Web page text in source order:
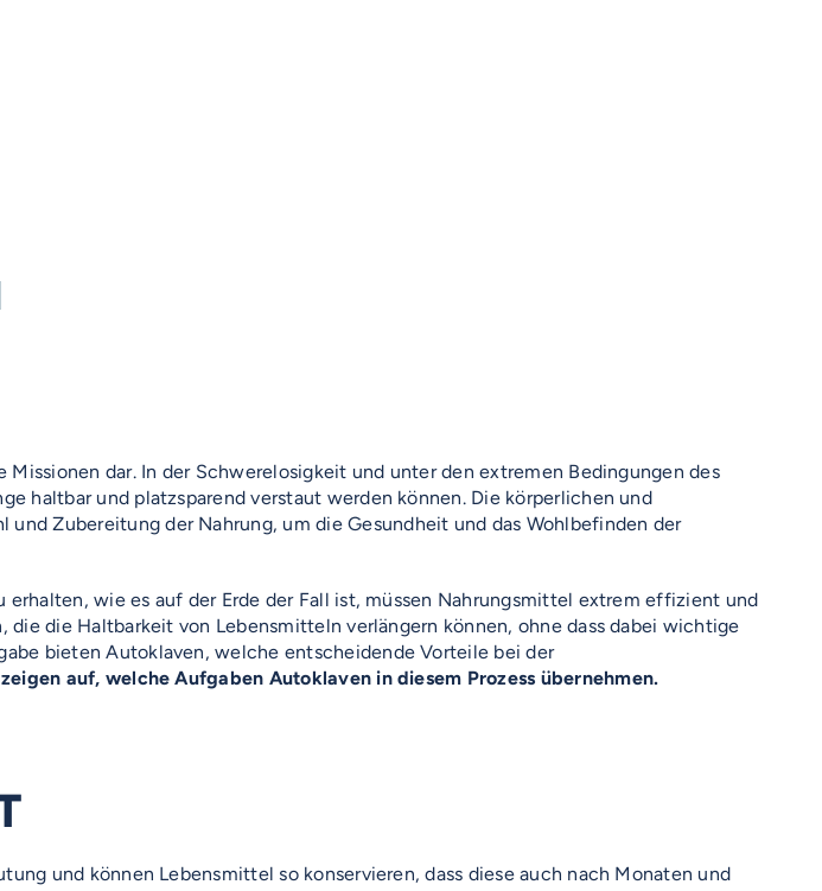
dar. In der Schwerelosigkeit und unter den extremen Bedingungen des
haltbar und platzsparend verstaut werden können. Die körperlichen und
Zubereitung der Nahrung, um die Gesundheit und das Wohlbefinden der
wie es auf der Erde der Fall ist, müssen Nahrungsmittel extrem effizient und
die Haltbarkeit von Lebensmitteln verlängern können, ohne dass dabei wichtige
bieten Autoklaven, welche entscheidende Vorteile bei der
auf, welche Aufgaben Autoklaven in diesem Prozess übernehmen.
und können Lebensmittel so konservieren, dass diese auch nach Monaten und